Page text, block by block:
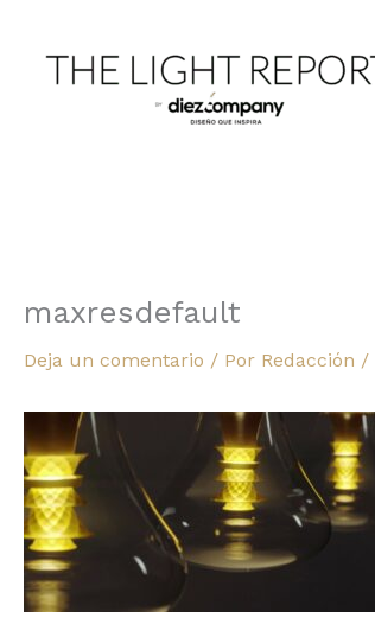
contenido
maxresdefault
Deja un comentario / Por Redacción /